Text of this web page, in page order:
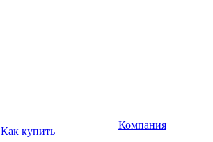
Как купить
Компания